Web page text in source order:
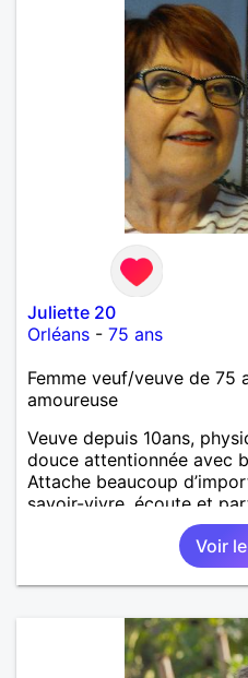
Juliette 20
Orléans - 75 ans
Femme veuf/veuve de 75
amoureuse
Veuve depuis 10ans,
douce attentionnée avec
Attache beaucoup
savoir-vivre, écoute et
des personnes en
concerts musique,
cuisiner recevoir! Être
compliquée ! Recherche
monsieur prenant soin de
Voir